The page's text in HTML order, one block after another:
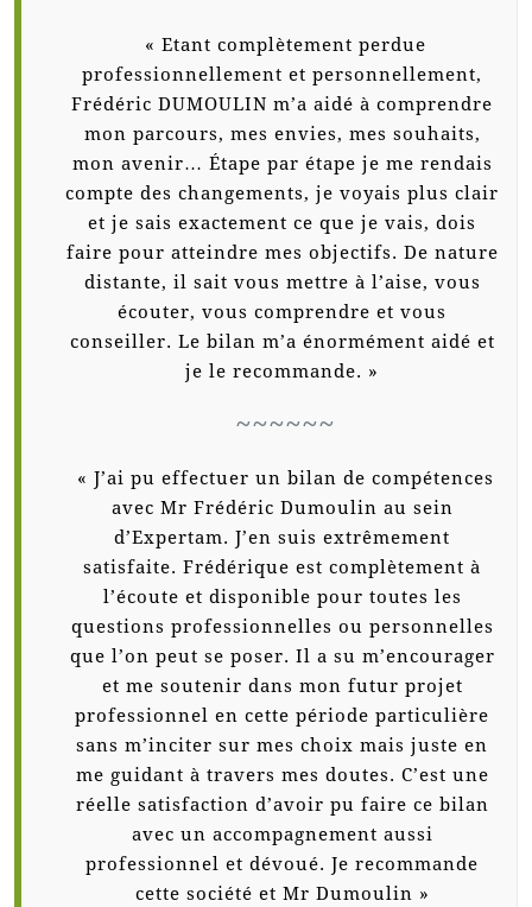
« Etant complètement perdue
professionnellement et personnellement,
Frédéric DUMOULIN m’a aidé à comprendre
mon parcours, mes envies, mes souhaits,
mon avenir… Étape par étape je me rendais
compte des changements, je voyais plus clair
et je sais exactement ce que je vais, dois
faire pour atteindre mes objectifs. De nature
distante, il sait vous mettre à l’aise, vous
écouter, vous comprendre et vous
conseiller. Le bilan m’a énormément aidé et
je le recommande. »
~~~~~~
« J’ai pu effectuer un bilan de compétences
avec Mr Frédéric Dumoulin au sein
d’Expertam. J’en suis extrêmement
satisfaite. Frédérique est complètement à
l’écoute et disponible pour toutes les
questions professionnelles ou personnelles
que l’on peut se poser. Il a su m’encourager
et me soutenir dans mon futur projet
professionnel en cette période particulière
sans m’inciter sur mes choix mais juste en
me guidant à travers mes doutes. C’est une
réelle satisfaction d’avoir pu faire ce bilan
avec un accompagnement aussi
professionnel et dévoué. Je recommande
cette société et Mr Dumoulin »